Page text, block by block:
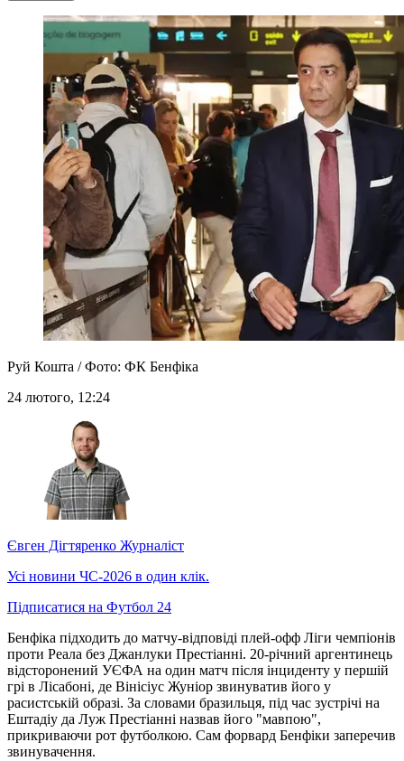
Руй Кошта / Фото: ФК Бенфіка
24 лютого, 12:24
Євген Дігтяренко Журналіст
Усі новини ЧС-2026 в один клік.
Підписатися на Футбол 24
Бенфіка підходить до матчу-відповіді плей-офф Ліги чемпіонів
проти Реала без Джанлуки Престіанні. 20-річний аргентинець
відсторонений УЄФА на один матч після інциденту у першій
грі в Лісабоні, де Вінісіус Жуніор звинуватив його у
расистській образі. За словами бразильця, під час зустрічі на
Ештадіу да Луж Престіанні назвав його "мавпою",
прикриваючи рот футболкою. Сам форвард Бенфіки заперечив
звинувачення.